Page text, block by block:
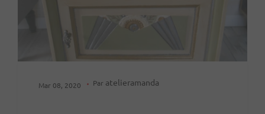
Mar 08, 2020 Par atelieramanda